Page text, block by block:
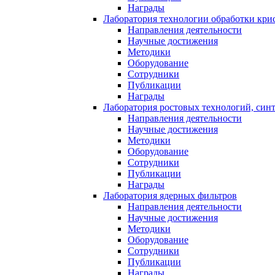
Награды
Лаборатория технологии обработки
Направления деятельности
Научные достижения
Методики
Оборудование
Сотрудники
Публикации
Награды
Лаборатория ростовых технологий,
Направления деятельности
Научные достижения
Методики
Оборудование
Сотрудники
Публикации
Награды
Лаборатория ядерных фильтров
Направления деятельности
Научные достижения
Методики
Оборудование
Сотрудники
Публикации
Награды